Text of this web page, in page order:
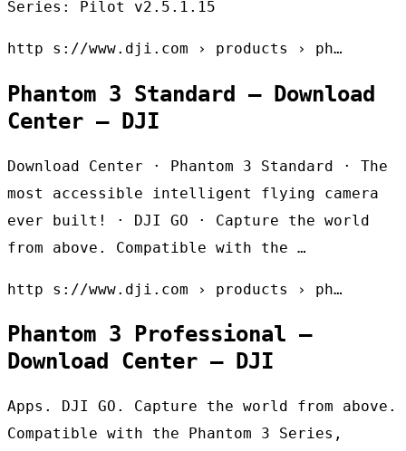
Series: Pilot v2.5.1.15
http s://www.dji.com › products › ph…
Phantom 3 Standard – Download
Center – DJI
Download Center · Phantom 3 Standard · The
most accessible intelligent flying camera
ever built! · DJI GO · Capture the world
from above. Compatible with the …
http s://www.dji.com › products › ph…
Phantom 3 Professional –
Download Center – DJI
Apps. DJI GO. Capture the world from above.
Compatible with the Phantom 3 Series,